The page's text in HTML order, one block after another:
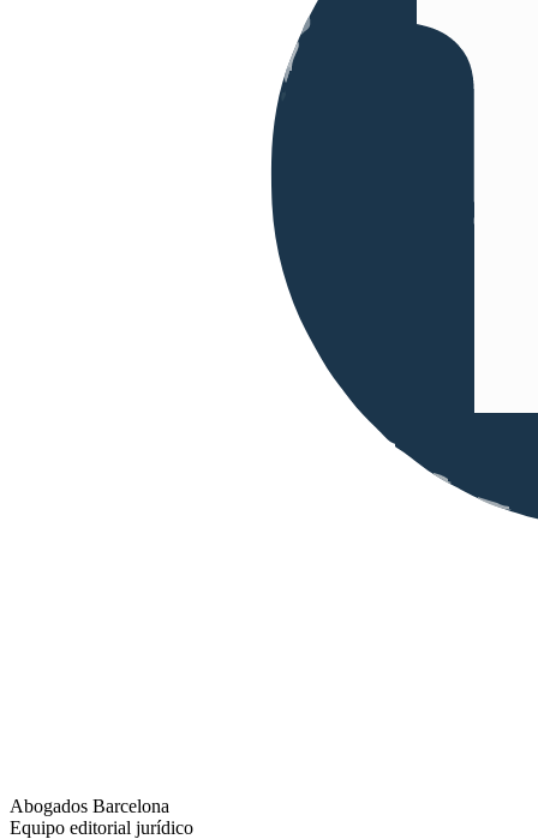
Abogados Barcelona
Equipo editorial jurídico